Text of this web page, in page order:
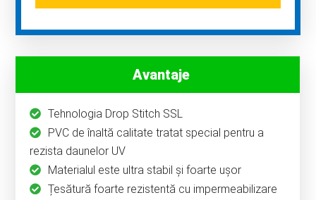
Avantaje
Tehnologia Drop Stitch SSL
PVC de înaltă calitate tratat special pentru a
rezista daunelor UV
Materialul este ultra stabil și foarte ușor
Țesătură foarte rezistentă cu impermeabilizare